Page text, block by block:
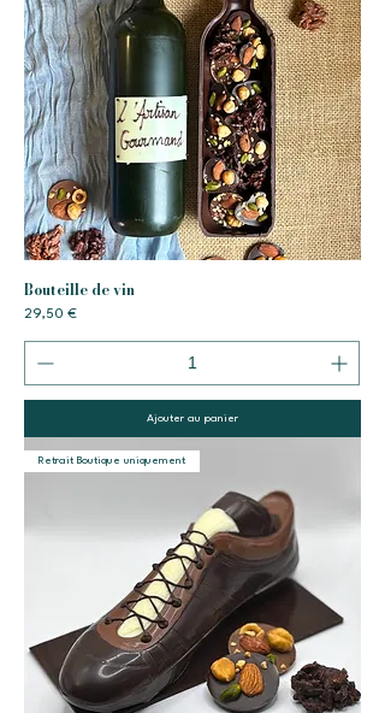
Bouteille de vin
Prix
29,50 €
Ajouter au panier
Retrait Boutique uniquement